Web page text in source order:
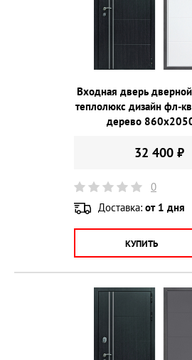
Входная дверь
теплолюкс дизайн фл-
дерево
32 400 ₽
0
Доставка: от 1 дня
КУПИТЬ